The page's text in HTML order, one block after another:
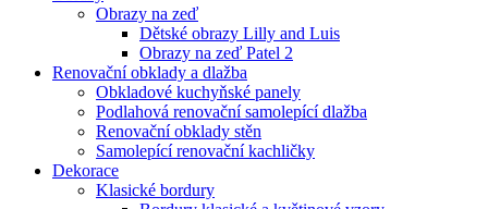
Obrazy na zeď
Dětské obrazy Lilly and Luis
Obrazy na zeď Patel 2
Renovační obklady a dlažba
Obkladové kuchyňské panely
Podlahová renovační samolepící dlažba
Renovační obklady stěn
Samolepící renovační kachličky
Dekorace
Klasické bordury